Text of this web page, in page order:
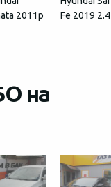
2011р
Fe 2019 2.4
на